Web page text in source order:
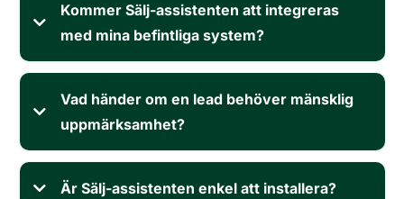
Kommer Sälj-assistenten att integreras
med mina befintliga system?
Vad händer om en lead behöver mänsklig
uppmärksamhet?
Är Sälj-assistenten enkel att installera?